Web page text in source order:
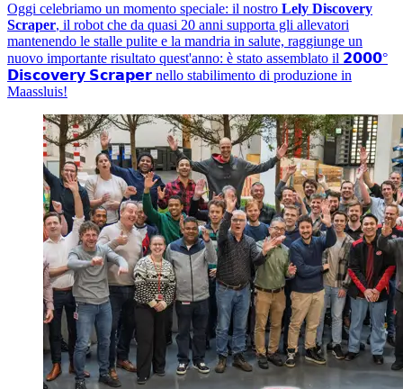
Oggi celebriamo un momento speciale: il nostro Lely Discovery
Scraper, il robot che da quasi 20 anni supporta gli allevatori
mantenendo le stalle pulite e la mandria in salute, raggiunge un
nuovo importante risultato quest'anno: è stato assemblato il 𝟮𝟬𝟬𝟬°
𝗗𝗶𝘀𝗰𝗼𝘃𝗲𝗿𝘆 𝗦𝗰𝗿𝗮𝗽𝗲𝗿 nello stabilimento di produzione in
Maassluis!